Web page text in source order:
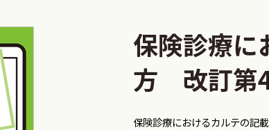
保険診療に
方 改訂第
保険診療におけるカルテの記